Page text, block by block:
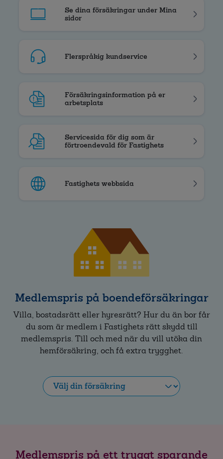
Se dina försäkringar under Mina
sidor
Flerspråkig kundservice
Försäkringsinformation på er
arbetsplats
Servicesida för dig som är
förtroendevald för Fastighets
Fastighets webbsida
Medlemspris på boendeförsäkringar
Villa, bostadsrätt eller hyresrätt? Hur du än bor får
du som är medlem i Fastighets rätt skydd till
medlemspris. Till och med när du vill utöka din
hemförsäkring, och få extra trygghet.
Medlemspris på ett tryggt sparande